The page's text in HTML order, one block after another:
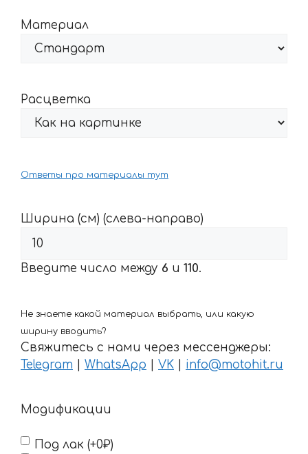
Материал
Расцветка
Ответы про материалы тут
Ширина (см) (слева-направо)
Введите число между 6 и 110.
Не знаете какой материал выбрать, или какую
ширину вводить?
Свяжитесь с нами через мессенджеры:
Telegram
WhatsApp VK info@motohit.ru
Модификации
Под лак (+0₽)